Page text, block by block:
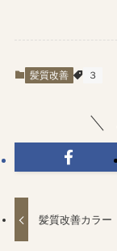
髪質改善 ３
髪質改善カラー